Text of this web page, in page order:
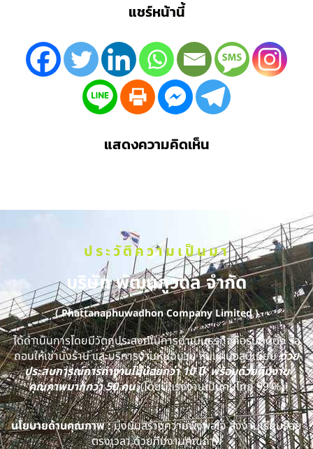
แชร์หน้านี้
แสดงความคิดเห็น
ประวัติความเป็นมา
บริษัท พัฒนภูวดล จำกัด
( Phattanaphuwadhon Company Limited )
ได้ดำเนินการโดยมีวัตถุประสงค์ในการดำเนินธุรกิจคือรับติดตั้ง รื้อ
ถอนให้เช่านั่งร้าน และบริการงานหุ้มฉนวน หุ้มแผ่นอลูมิเนียมด้วย
ประสบการณ์การทำงานไม่น้อยกว่า 10 ปี พร้อมด้วยทีมงาน
คุณภาพมากกว่า 50 คน(โดยมีแรงงานเป็นคนไทย 99 %)
นโยบายด้านคุณภาพ :มุ่งมั่นสร้างความพึงพอใจ ส่งงานเรียบร้อย
ตรงเวลา ด้วยทีมงานคุณภาพ